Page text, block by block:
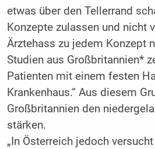
etwas über den Tellerrand
Konzepte zulassen und nicht
Ärztehass zu jedem Konzept
Studien aus Großbritannien*
Patienten mit einem festen
Krankenhaus.“ Aus diesem
Großbritannien den
stärken.
„In Österreich jedoch